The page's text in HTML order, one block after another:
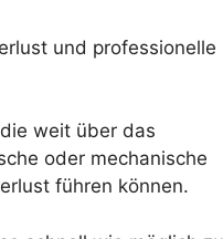
und professionelle
weit über das
oder mechanische
führen können.